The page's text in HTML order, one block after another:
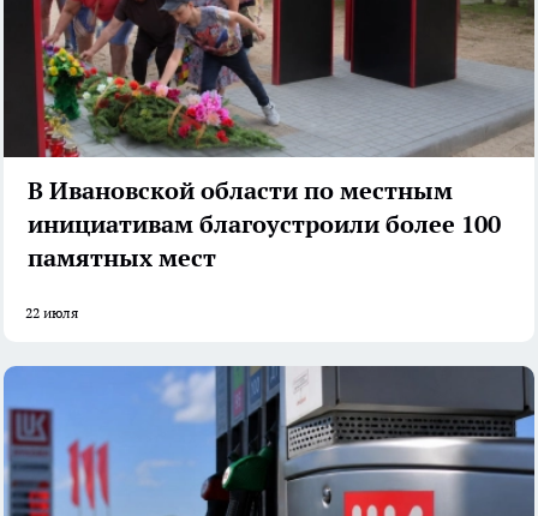
В Ивановской области по местным
инициативам благоустроили более 100
памятных мест
22 июля